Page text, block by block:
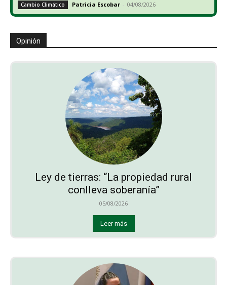
Cambio Climático Patricia Escobar - 04/08/2026
Opinión
Ley de tierras: “La propiedad rural
conlleva soberanía”
05/08/2026
Leer más